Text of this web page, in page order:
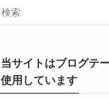
当サイトはブログテ
使用しています